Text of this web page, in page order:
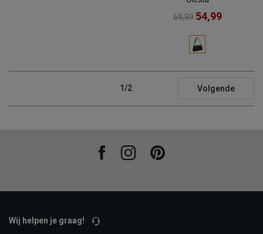
69,99 54,99
1/2 Volgende
FacebookInstagramPinterest
Wij helpen je graag!